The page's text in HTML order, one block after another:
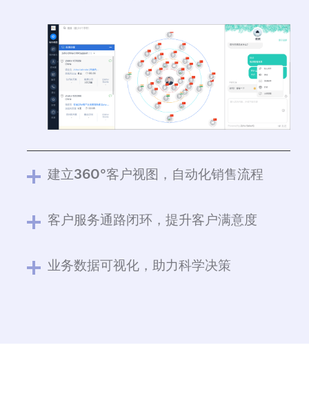
建立360°客户视图，自动化销售流程
客户服务通路闭环，提升客户满意度
业务数据可视化，助力科学决策